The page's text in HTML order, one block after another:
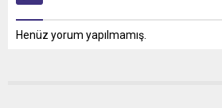
Henüz yorum yapılmamış.